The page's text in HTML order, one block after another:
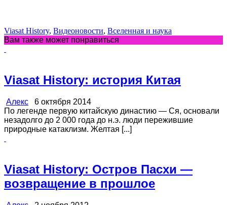
Viasat History, Видеоновости, Вселенная и наука
Вам также может понравиться
Viasat History: история Китая
Алекс 6 октября 2014
По легенде первую китайскую династию — Ся, основали
незадолго до 2 000 года до н.э. люди пережившие
природные катаклизм. Желтая [...]
Viasat History: Остров Пасхи —
возвращение в прошлое